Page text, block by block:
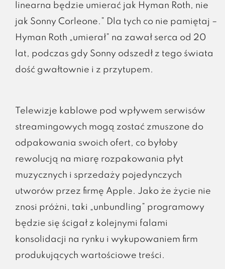
linearna będzie umierać jak Hyman Roth, nie
jak Sonny Corleone.” Dla tych co nie pamiętaj –
Hyman Roth „umierał” na zawał serca od 20
lat, podczas gdy Sonny odszedł z tego świata
dość gwałtownie i z przytupem.
Telewizje kablowe pod wpływem serwisów
streamingowych mogą zostać zmuszone do
odpakowania swoich ofert, co byłoby
rewolucją na miarę rozpakowania płyt
muzycznych i sprzedaży pojedynczych
utworów przez firmę Apple. Jako że życie nie
znosi próżni, taki „unbundling” programowy
będzie się ścigał z kolejnymi falami
konsolidacji na rynku i wykupowaniem firm
produkujących wartościowe treści.